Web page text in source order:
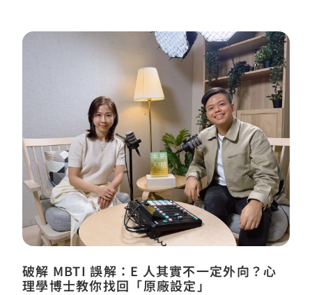
破解 MBTI 誤解：E 人其實不一定外向？心
理學博士教你找回「原廠設定」